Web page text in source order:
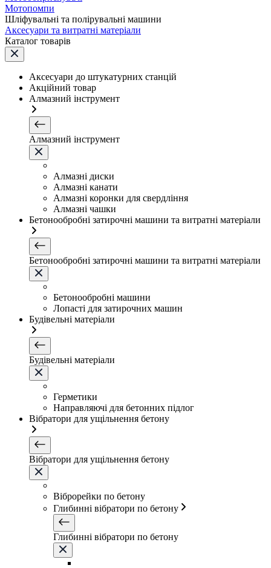
Мотопомпи
Шліфувальні та полірувальні машини
Аксесуари та витратні матеріали
Каталог товарів
Аксесуари до штукатурних станцій
Акційний товар
Алмазний інструмент
Алмазний інструмент
Алмазні диски
Алмазні канати
Алмазні коронки для свердління
Алмазні чашки
Бетонообробні затирочні машини та витратні матеріали
Бетонообробні затирочні машини та витратні матеріали
Бетонообробні машини
Лопасті для затирочних машин
Будівельні матеріали
Будівельні матеріали
Герметики
Направляючі для бетонних підлог
Вібратори для ущільнення бетону
Вібратори для ущільнення бетону
Віброрейки по бетону
Глибинні вібратори по бетону
Глибинні вібратори по бетону